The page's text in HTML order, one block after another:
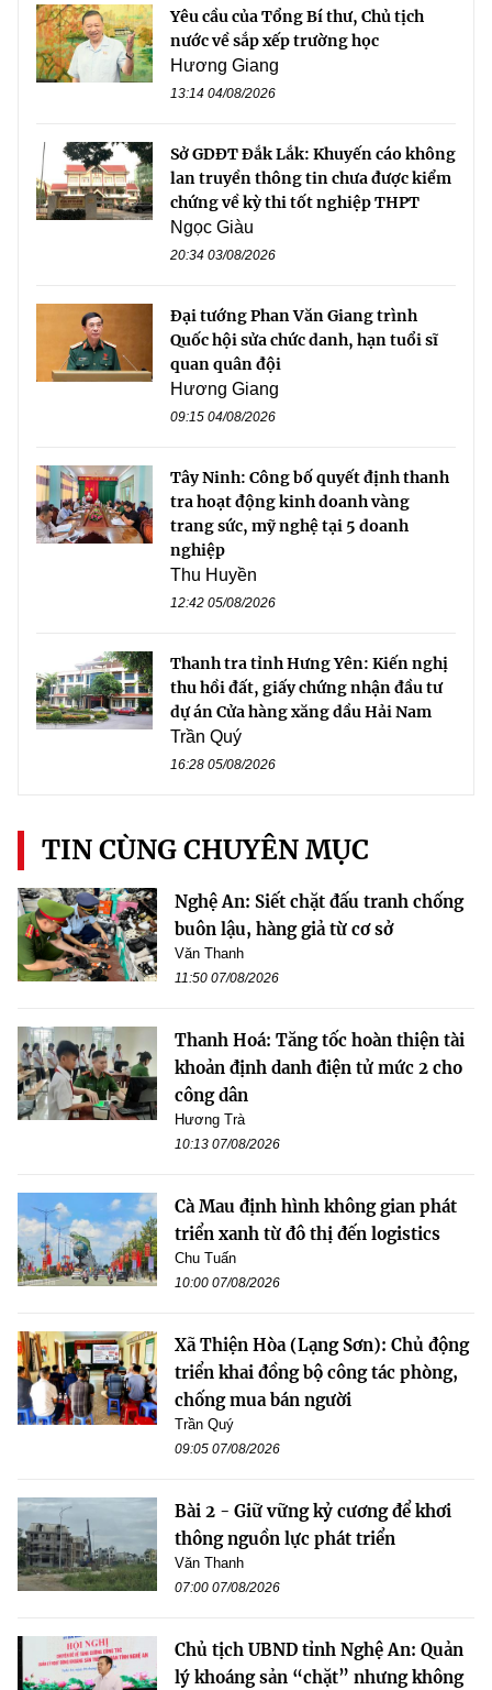
Yêu cầu của Tổng Bí thư, Chủ tịch
nước về sắp xếp trường học
Hương Giang
13:14 04/08/2026
Sở GDĐT Đắk Lắk: Khuyến cáo không
lan truyền thông tin chưa được kiểm
chứng về kỳ thi tốt nghiệp THPT
Ngọc Giàu
20:34 03/08/2026
Đại tướng Phan Văn Giang trình
Quốc hội sửa chức danh, hạn tuổi sĩ
quan quân đội
Hương Giang
09:15 04/08/2026
Tây Ninh: Công bố quyết định thanh
tra hoạt động kinh doanh vàng
trang sức, mỹ nghệ tại 5 doanh
nghiệp
Thu Huyền
12:42 05/08/2026
Thanh tra tỉnh Hưng Yên: Kiến nghị
thu hồi đất, giấy chứng nhận đầu tư
dự án Cửa hàng xăng dầu Hải Nam
Trần Quý
16:28 05/08/2026
TIN CÙNG CHUYÊN MỤC
Nghệ An: Siết chặt đấu tranh chống
buôn lậu, hàng giả từ cơ sở
Văn Thanh
11:50 07/08/2026
Thanh Hoá: Tăng tốc hoàn thiện tài
khoản định danh điện tử mức 2 cho
công dân
Hương Trà
10:13 07/08/2026
Cà Mau định hình không gian phát
triển xanh từ đô thị đến logistics
Chu Tuấn
10:00 07/08/2026
Xã Thiện Hòa (Lạng Sơn): Chủ động
triển khai đồng bộ công tác phòng,
chống mua bán người
Trần Quý
09:05 07/08/2026
Bài 2 - Giữ vững kỷ cương để khơi
thông nguồn lực phát triển
Văn Thanh
07:00 07/08/2026
Chủ tịch UBND tỉnh Nghệ An: Quản
lý khoáng sản “chặt” nhưng không